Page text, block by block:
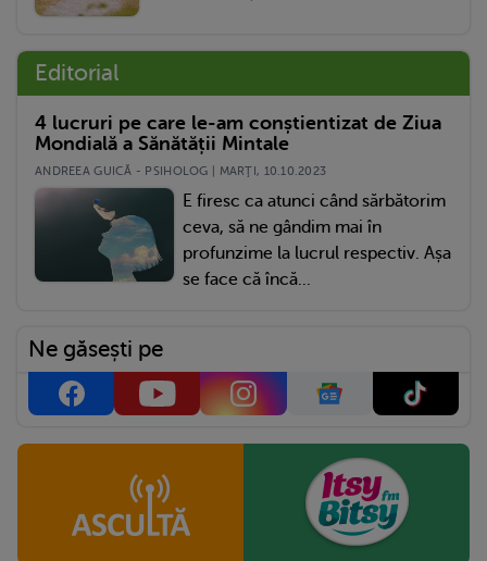
Editorial
4 lucruri pe care le-am conștientizat de Ziua
Mondială a Sănătății Mintale
ANDREEA GUICĂ - PSIHOLOG | MARŢI, 10.10.2023
E firesc ca atunci când sărbătorim
ceva, să ne gândim mai în
profunzime la lucrul respectiv. Așa
se face că încă...
Ne găsești pe